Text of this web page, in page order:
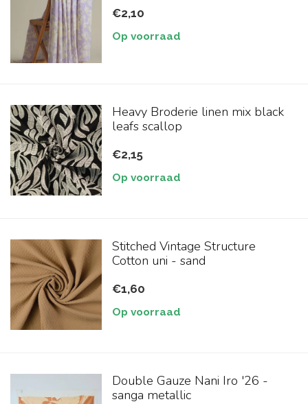
€2,10
Op voorraad
Heavy Broderie linen mix black
leafs scallop
€2,15
Op voorraad
Stitched Vintage Structure
Cotton uni - sand
€1,60
Op voorraad
Double Gauze Nani Iro '26 -
sanga metallic